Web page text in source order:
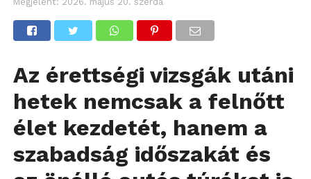
Az érettségi vizsgák utáni
hetek nemcsak a felnőtt
élet kezdetét, hanem a
szabadság időszakát és